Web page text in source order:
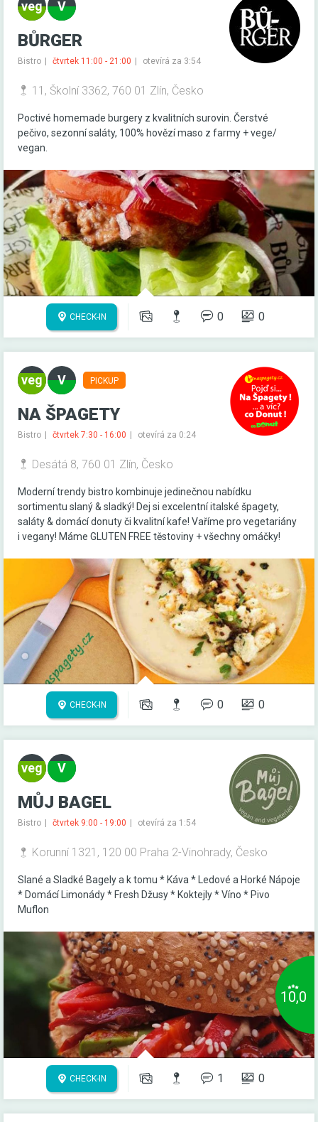
BŮRGER
Bistro čtvrtek 11:00 - 21:00 otevírá za 3:54
11, Školní 3362, 760 01 Zlín, Česko
Poctivé homemade burgery z kvalitních surovin. Čerstvé
pečivo, sezonní saláty, 100% hovězí maso z farmy + vege/
vegan.
CHECK-IN 0 0
PICKUP
NA ŠPAGETY
Bistro čtvrtek 7:30 - 16:00 otevírá za 0:24
Desátá 8, 760 01 Zlín, Česko
Moderní trendy bistro kombinuje jedinečnou nabídku
sortimentu slaný & sladký! Dej si excelentní italské špagety,
saláty & domácí donuty či kvalitní kafe! Vaříme pro vegetariány
i vegany! Máme GLUTEN FREE těstoviny + všechny omáčky!
CHECK-IN 0 0
MŮJ BAGEL
Bistro čtvrtek 9:00 - 19:00 otevírá za 1:54
Korunní 1321, 120 00 Praha 2-Vinohrady, Česko
Slané a Sladké Bagely a k tomu * Káva * Ledové a Horké Nápoje
* Domácí Limonády * Fresh Džusy * Koktejly * Víno * Pivo
Muflon
10,0
CHECK-IN 1 0